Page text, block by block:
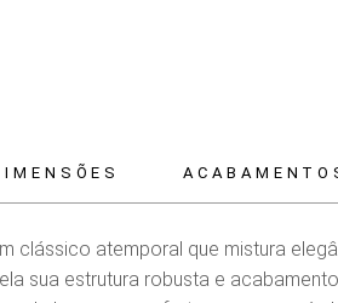
clássico atemporal que mistura
sua estrutura robusta e